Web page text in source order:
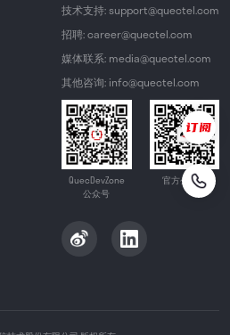
技术支持: support@quectel.com
招聘: career@quectel.com
媒体联系: media@quectel.com
其他咨询: info@quectel.com
QuecDevZone
公众号
官方公众号